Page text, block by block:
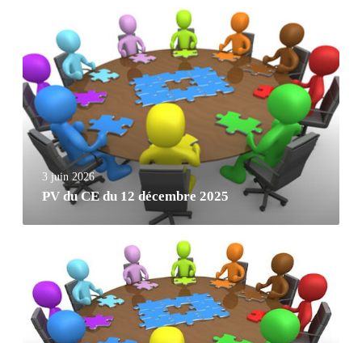
3 juin 2026
PV du CE du 12 décembre 2025